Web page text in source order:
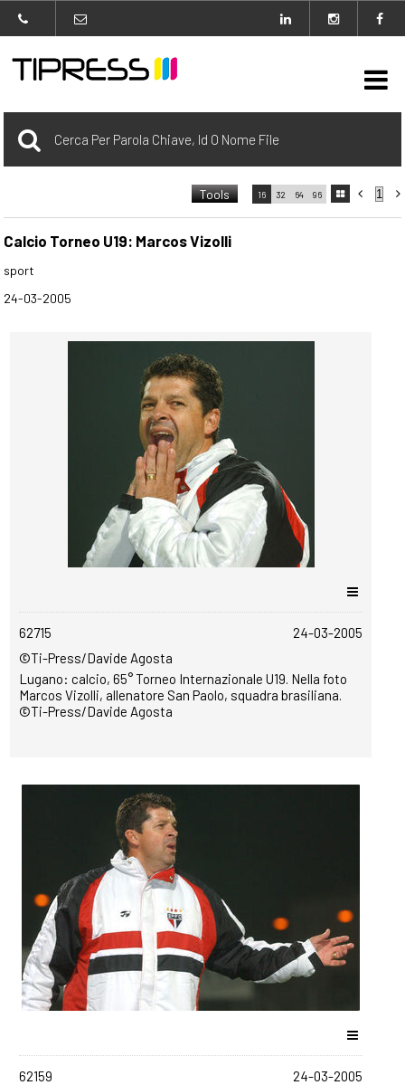
Archivio
carrello
Agenzia
copyrightfree

 
16 32 64 96 
Tools
0 Selezionato
Calcio Torneo U19: Marcos Vizolli
sport
24-03-2005
62715
24-03-2005
©Ti-Press/Davide Agosta
Lugano: calcio, 65° Torneo Internazionale U19. Nella foto
Marcos Vizolli, allenatore San Paolo, squadra brasiliana.
©Ti-Press/Davide Agosta
62159
24-03-2005